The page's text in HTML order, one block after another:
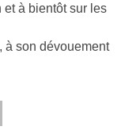
et à bientôt sur les
à son dévouement